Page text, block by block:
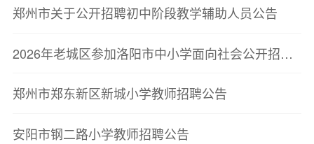
郑州市关于公开招聘初中阶段教学辅助人员公告
2026年老城区参加洛阳市中小学面向社会公开招聘教师联考面试资格确认结果及面试有关事宜的公告
郑州市郑东新区新城小学教师招聘公告
安阳市钢二路小学教师招聘公告